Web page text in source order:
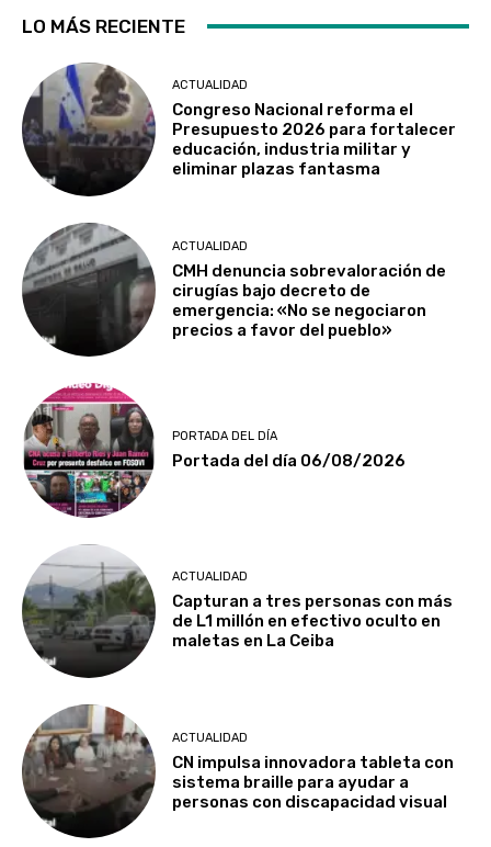
LO MÁS RECIENTE
ACTUALIDAD
Congreso Nacional reforma el
Presupuesto 2026 para fortalecer
educación, industria militar y
eliminar plazas fantasma
ACTUALIDAD
CMH denuncia sobrevaloración de
cirugías bajo decreto de
emergencia: «No se negociaron
precios a favor del pueblo»
PORTADA DEL DÍA
Portada del día 06/08/2026
ACTUALIDAD
Capturan a tres personas con más
de L1 millón en efectivo oculto en
maletas en La Ceiba
ACTUALIDAD
CN impulsa innovadora tableta con
sistema braille para ayudar a
personas con discapacidad visual